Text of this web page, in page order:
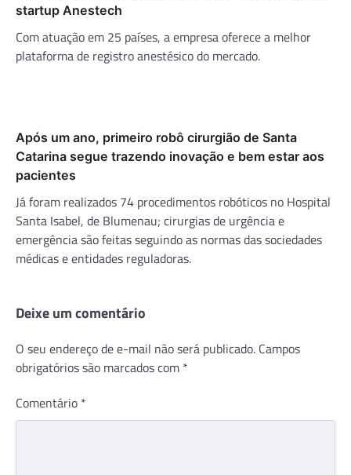
startup Anestech
Com atuação em 25 países, a empresa oferece a melhor
plataforma de registro anestésico do mercado.
Após um ano, primeiro robô cirurgião de Santa
Catarina segue trazendo inovação e bem estar aos
pacientes
Já foram realizados 74 procedimentos robóticos no Hospital
Santa Isabel, de Blumenau; cirurgias de urgência e
emergência são feitas seguindo as normas das sociedades
médicas e entidades reguladoras.
Deixe um comentário
O seu endereço de e-mail não será publicado. Campos
obrigatórios são marcados com *
Comentário *